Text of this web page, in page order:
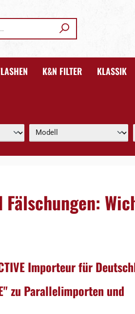
K&N FILTER KLASSIK
Importeur für
zu Parallelimporten und